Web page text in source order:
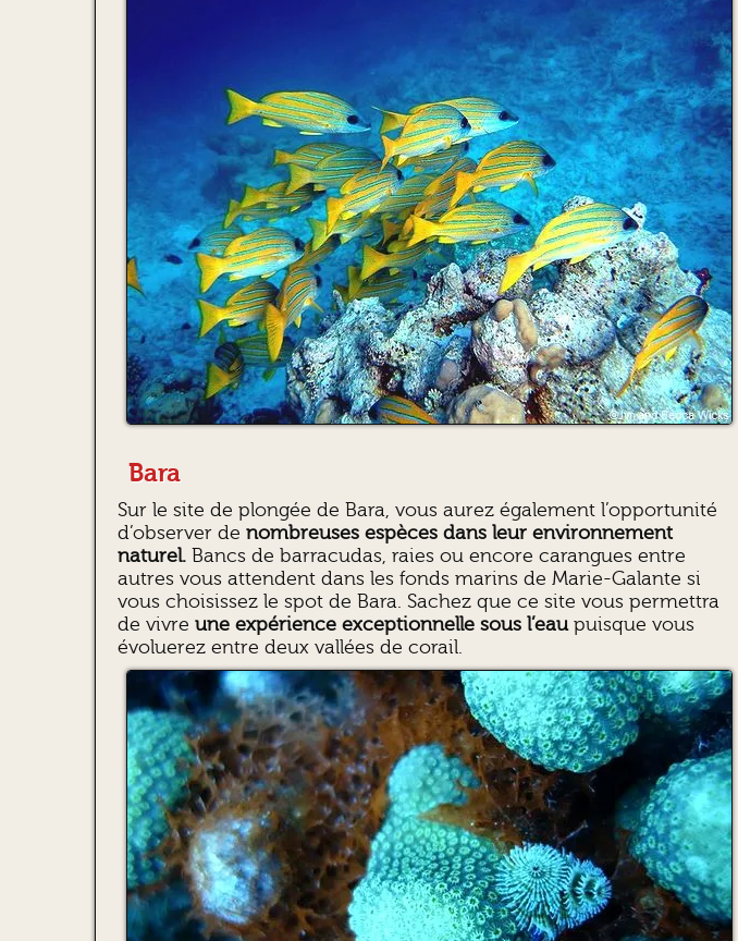
Bara
Sur le site de plongée de Bara, vous aurez également l’opportunité
d’observer de nombreuses espèces dans leur environnement
naturel. Bancs de barracudas, raies ou encore carangues entre
autres vous attendent dans les fonds marins de Marie-Galante si
vous choisissez le spot de Bara. Sachez que ce site vous permettra
de vivre une expérience exceptionnelle sous l’eaupuisque vous
évoluerez entre deux vallées de corail.